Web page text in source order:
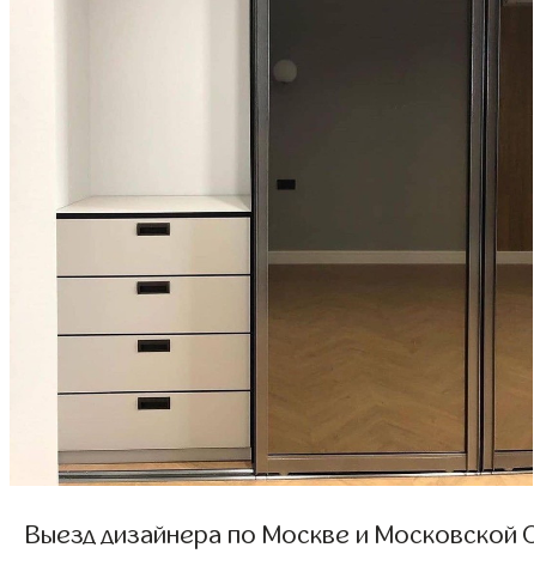
Выезд дизайнера по Москве и Московской